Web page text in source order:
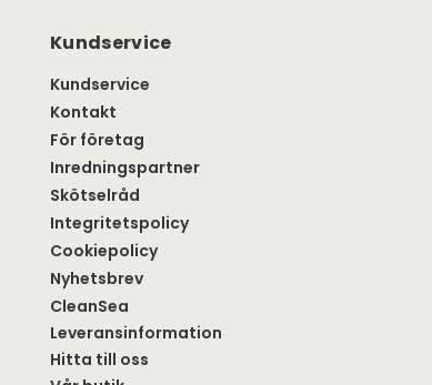
Kundservice
Kundservice
Kontakt
För företag
Inredningspartner
Skötselråd
Integritetspolicy
Cookiepolicy
Nyhetsbrev
CleanSea
Leveransinformation
Hitta till oss